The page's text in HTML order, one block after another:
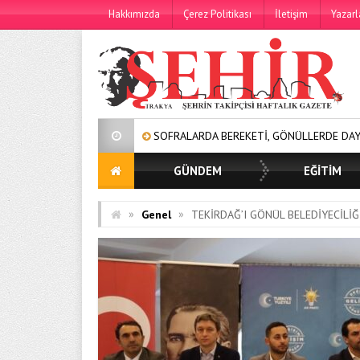
Hakkımızda Çerez Politikası İletişim
SOFRALARDA BEREKETİ, GÖNÜLLERDE DAYANIŞMAYI
GÜNDEM EĞİTİM
» Genel » TEKİRDAĞ’I GÖNÜL